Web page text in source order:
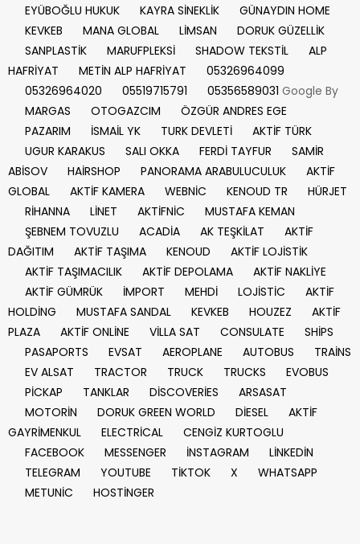
EYÜBOĞLU HUKUK
KAYRA SİNEKLİK
GÜNAYDIN HOME
KEVKEB
MANA GLOBAL LİMSAN
DORUK GÜZELLİK
SANPLASTİK
MARUFPLEKSİ SHADOW TEKSTİL
ALP
HAFRİYAT
METİN ALP HAFRİYAT
05326964099
05326964020
05519715791 05356589031 Google By
MARGAS
OTOGAZCIM
ÖZGÜR ANDRES EGE
PAZARIM
İSMAİL YK TURK DEVLETİ
AKTİF TÜRK
UGUR KARAKUS
SALI OKKA FERDİ TAYFUR
SAMİR
ABİSOV
HAİRSHOP PANORAMA ARABULUCULUK
AKTİF
GLOBAL
AKTİF KAMERA WEBNİC KENOUD TR
HÜRJET
RİHANNA
LİNET AKTİFNİC
MUSTAFA KEMAN
ŞEBNEM TOVUZLU
ACADİA AK TEŞKİLAT
AKTİF
DAĞITIM
AKTİF TAŞIMA KENOUD
AKTİF LOJİSTİK
AKTİF TAŞIMACILIK
AKTİF DEPOLAMA
AKTİF NAKLİYE
AKTİF GÜMRÜK
İMPORT MEHDİ LOJİSTİC
AKTİF
HOLDİNG
MUSTAFA SANDAL KEVKEB HOUZEZ
AKTİF
PLAZA
AKTİF ONLİNE VİLLA SAT CONSULATE
SHİPS
PASAPORTS
EVSAT AEROPLANE AUTOBUS
TRAİNS
EV ALSAT
TRACTOR TRUCK TRUCKS
EVOBUS
PİCKAP
TANKLAR DİSCOVERİES
ARSASAT
MOTORİN
DORUK GREEN WORLD DİESEL
AKTİF
GAYRİMENKUL
ELECTRİCAL
CENGİZ KURTOGLU
FACEBOOK
MESSENGER İNSTAGRAM
LİNKEDİN
TELEGRAM
YOUTUBE TİKTOK X
WHATSAPP
METUNİC
HOSTİNGER